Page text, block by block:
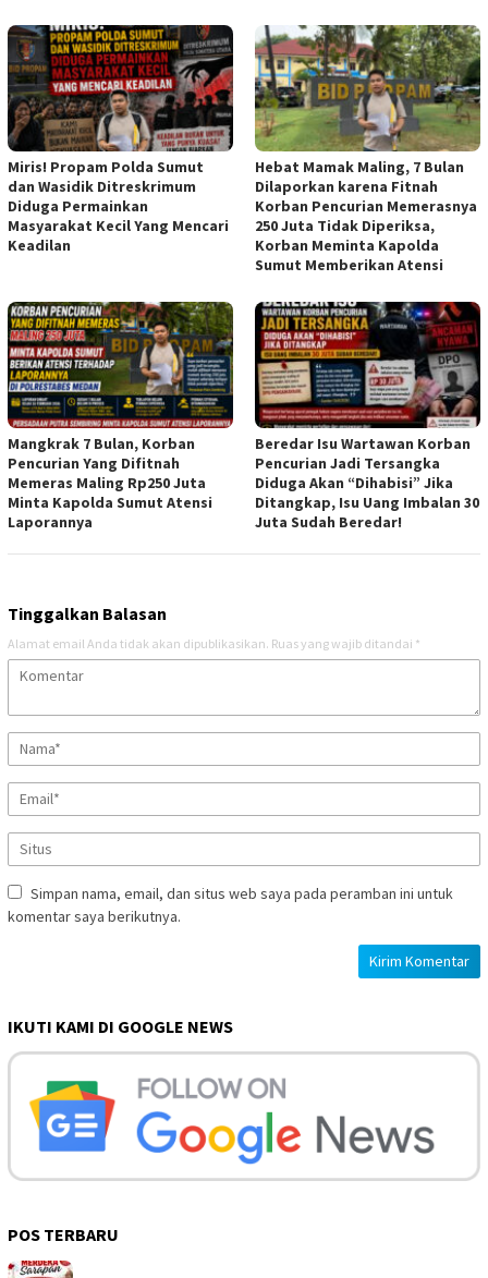
Miris! Propam Polda Sumut
dan Wasidik Ditreskrimum
Diduga Permainkan
Masyarakat Kecil Yang Mencari
Keadilan
Hebat Mamak Maling, 7 Bulan
Dilaporkan karena Fitnah
Korban Pencurian Memerasnya
250 Juta Tidak Diperiksa,
Korban Meminta Kapolda
Sumut Memberikan Atensi
Mangkrak 7 Bulan, Korban
Pencurian Yang Difitnah
Memeras Maling Rp250 Juta
Minta Kapolda Sumut Atensi
Laporannya
Beredar Isu Wartawan Korban
Pencurian Jadi Tersangka
Diduga Akan “Dihabisi” Jika
Ditangkap, Isu Uang Imbalan 30
Juta Sudah Beredar!
Tinggalkan Balasan
Alamat email Anda tidak akan dipublikasikan. Ruas yang wajib ditandai *
Simpan nama, email, dan situs web saya pada peramban ini untuk
komentar saya berikutnya.
IKUTI KAMI DI GOOGLE NEWS
POS TERBARU